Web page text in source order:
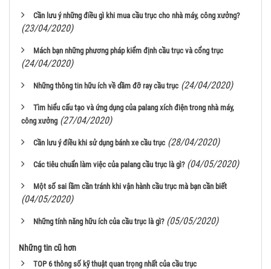
Cần lưu ý những điều gì khi mua cầu trục cho nhà máy, công xưởng?
(23/04/2020)
Mách bạn những phương pháp kiểm định cầu trục và cổng trục
(24/04/2020)
Những thông tin hữu ích về dầm đỡ ray cầu trục (24/04/2020)
Tìm hiểu cấu tạo và ứng dụng của palang xích điện trong nhà máy,
công xưởng (27/04/2020)
Cần lưu ý điều khi sử dụng bánh xe cầu trục (28/04/2020)
Các tiêu chuẩn làm việc của palang cầu trục là gì? (04/05/2020)
Một số sai lầm cần tránh khi vận hành cầu trục mà bạn cần biết
(04/05/2020)
Những tính năng hữu ích của cầu trục là gì? (05/05/2020)
Những tin cũ hơn
TOP 6 thông số kỹ thuật quan trọng nhất của cầu trục